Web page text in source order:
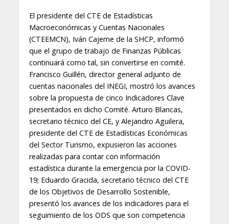
El presidente del CTE de Estadísticas
Macroeconómicas y Cuentas Nacionales
(CTEEMCN), Iván Cajeme de la SHCP, informó
que el grupo de trabajo de Finanzas Públicas
continuará como tal, sin convertirse en comité.
Francisco Guillén, director general adjunto de
cuentas nacionales del INEGI, mostró los avances
sobre la propuesta de cinco Indicadores Clave
presentados en dicho Comité. Arturo Blancas,
secretario técnico del CE, y Alejandro Aguilera,
presidente del CTE de Estadísticas Económicas
del Sector Turismo, expusieron las acciones
realizadas para contar con información
estadística durante la emergencia por la COVID-
19; Eduardo Gracida, secretario técnico del CTE
de los Objetivos de Desarrollo Sostenible,
presentó los avances de los indicadores para el
seguimiento de los ODS que son competencia